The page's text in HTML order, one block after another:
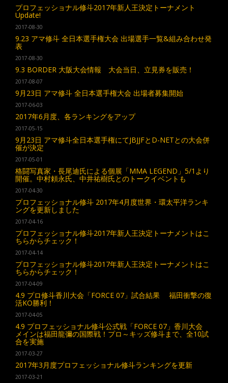
プロフェッショナル修斗2017年新人王決定トーナメント
Update!
2017-08-30
9.23 アマ修斗 全日本選手権大会 出場選手一覧&組み合わせ発
表
2017-08-30
9.3 BORDER 大阪大会情報 大会当日、立見券を販売！
2017-08-07
9月23日 アマ修斗 全日本選手権大会 出場者募集開始
2017-06-03
2017年6月度、各ランキングをアップ
2017-05-15
9月23日 アマ修斗全日本選手権にてJBJJFとD-NETとの大会併
催が決定
2017-05-01
格闘写真家・長尾迪氏による個展「MMA LEGEND」5/1より
開催。中村頼永氏、中井祐樹氏とのトークイベントも
2017-04-30
プロフェッショナル修斗 2017年4月度世界・環太平洋ランキ
ングを更新しました
2017-04-16
プロフェッショナル修斗2017年新人王決定トーナメントはこ
ちらからチェック！
2017-04-14
プロフェッショナル修斗2017年新人王決定トーナメントはこ
ちらからチェック！
2017-04-09
4.9 プロ修斗香川大会「FORCE 07」試合結果 福田衝撃の復
活KO勝利！
2017-04-05
4.9 プロフェッショナル修斗公式戦「FORCE 07」香川大会
メインは福田龍彌の国際戦！プロ～キッズ修斗まで、全10試
合を実施
2017-03-27
2017年3月度プロフェッショナル修斗ランキングを更新
2017-03-21